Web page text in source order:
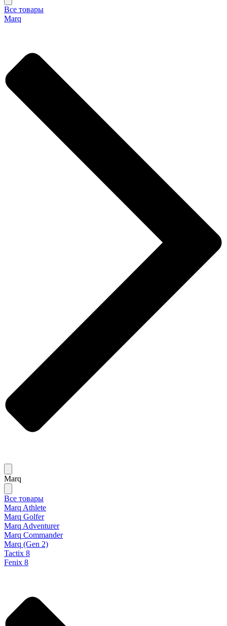
Все товары
Marq
Marq
Все товары
Marq Athlete
Marq Golfer
Marq Adventurer
Marq Commander
Marq (Gen 2)
Tactix 8
Fenix 8